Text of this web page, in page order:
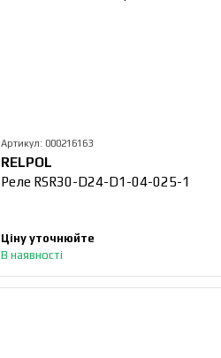
Артикул: 000216163
RELPOL
Реле RSR30-D24-D1-04-025-1
Ціну уточнюйте
В наявності